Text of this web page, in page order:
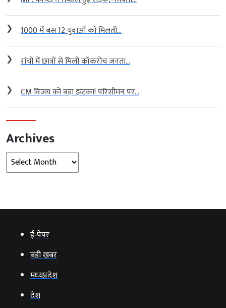
❯ 1000 में बस 12 युवाओं को मिलती...
❯ रांची में छात्रों से मिली कॉकरोच जनता...
❯ CM विजय को बड़ा झटका! परिसीमन पर...
Archives
Archives
ई‑पेपर
बड़ी खबर
मध्‍यप्रदेश
देश